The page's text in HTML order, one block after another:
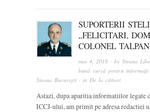
SUPORTERII
„FELICITARI,
COLONEL
mai 4, 2018 · bySteaua
bună sursă pentru informații
Steaua București · in De la cititori
Astazi, dupa aparitia informatiilor legate
ICCJ-ului, am primit pe adresa redactiei